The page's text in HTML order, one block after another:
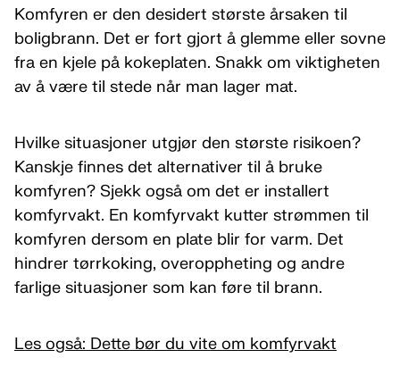
Komfyren er den desidert største årsaken til
boligbrann. Det er fort gjort å glemme eller sovne
fra en kjele på kokeplaten. Snakk om viktigheten
av å være til stede når man lager mat.
Hvilke situasjoner utgjør den største risikoen?
Kanskje finnes det alternativer til å bruke
komfyren? Sjekk også om det er installert
komfyrvakt. En komfyrvakt kutter strømmen til
komfyren dersom en plate blir for varm. Det
hindrer tørrkoking, overoppheting og andre
farlige situasjoner som kan føre til brann.
Les også: Dette bør du vite om komfyrvakt